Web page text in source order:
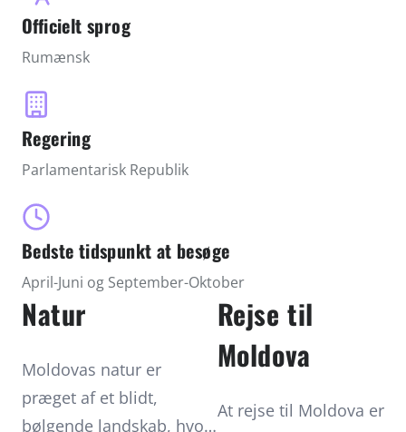
paradis for vinelskere med legendariske
vinkældre som Cricova og Milestii Mici, der
gemmer kilometerlange tunneler fyldt med
århundreders vintradition. Hovedstaden
Chișinău byder på grønne parker, sovjetisk
arkitektur og et spirende kulturliv. Moldova er
stedet for dig, der søger autentiske oplevelser
væk fra masseturismen.
Officielt sprog
Rumænsk
Regering
Parlamentarisk Republik
Bedste tidspunkt at besøge
April-Juni og September-Oktober
Natur
Moldovas natur er
præget af et blidt,
bølgende landskab, hvor
Rejse til
Moldova
At rejse til Moldova er